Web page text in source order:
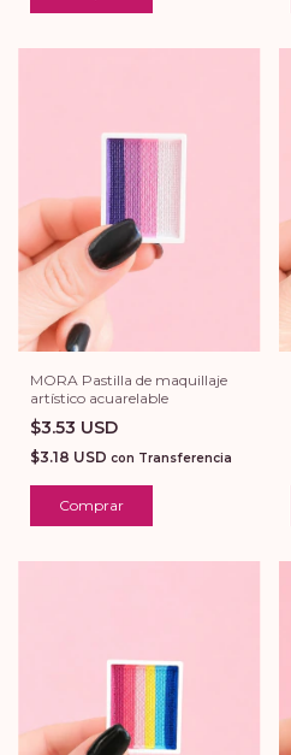
MORA Pastilla de maquillaje
artístico acuarelable
$3.53 USD
$3.18 USD con Transferencia